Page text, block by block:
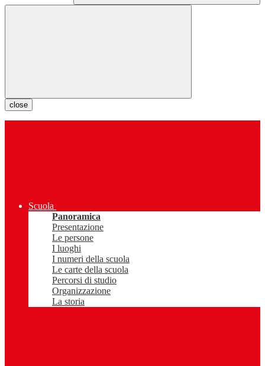
close
Scuola
Panoramica
Presentazione
Le persone
I luoghi
I numeri della scuola
Le carte della scuola
Percorsi di studio
Organizzazione
La storia